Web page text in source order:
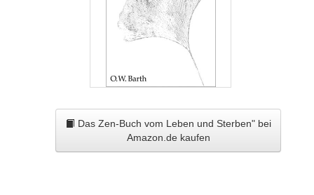
Das Zen-Buch vom Leben und Sterben" bei
Amazon.de kaufen